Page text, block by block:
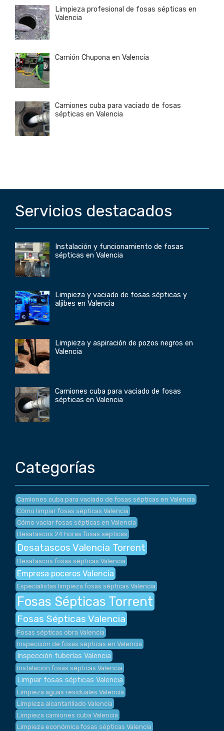
Limpieza profesional de fosas sépticas en
Valencia
Camión Chupona en Valencia
Camiones cuba para vaciado de fosas
sépticas en Valencia
Servicios destacados
Instalación y funcionamiento de fosas
sépticas en Valencia
Limpieza y vaciado de fosas sépticas y
aljibes en Valencia
Limpieza y aspiración de pozos negros en
Valencia
Camiones cuba para vaciado de fosas
sépticas en Valencia
Categorías
Camiones cuba para vaciado de fosas sépticas en Valencia
Cómo limpiar fosas sépticas Valencia
Cómo vaciar fosas sépticas en Valencia
Desatascos 24 horas fosas sépticas
Desatascos Valencia Torrent
Desatascos fosas sépticas Valencia
Empresa poceros Valencia
Especialistas limpieza fosas sépticas Valencia
Fosas Sépticas Torrent
Fosas Sépticas Valencia
Fosas sépticas obra Valencia
Inspección de fosas sépticas en Valencia
Inspección tuberías Valencia
Instalación fosas sépticas Valencia
Limpiar fosas sépticas Valencia
Limpieza aguas residuales Valencia
Limpieza alcantarillado Valencia
Limpieza camiones cuba Valencia
Limpieza económica fosas sépticas Valencia